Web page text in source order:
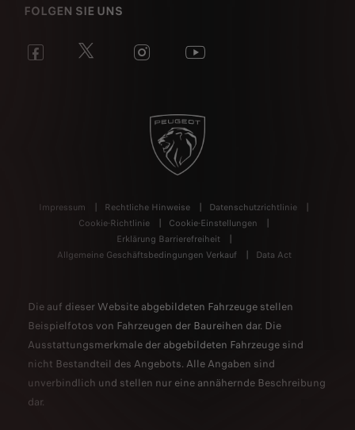
FOLGEN SIE UNS
Impressum Rechtliche Hinweise
Datenschutzrichtlinie
Cookie-Richtlinie
Cookie-Einstellungen
Erklärung Barrierefreiheit
Allgemeine Geschäftsbedingungen Verkauf
Data Act
Die auf dieser Website abgebildeten Fahrzeuge stellen
Beispielfotos von Fahrzeugen der Baureihen dar. Die
Ausstattungsmerkmale der abgebildeten Fahrzeuge sind
nicht Bestandteil des Angebots. Alle Angaben sind
unverbindlich und stellen nur eine annähernde Beschreibung
dar.